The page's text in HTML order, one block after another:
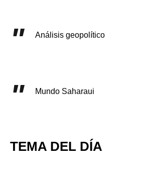
Análisis geopolítico
Mundo Saharaui
TEMA DEL DÍA